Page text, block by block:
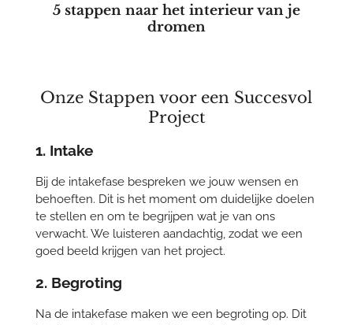
5 stappen naar het interieur van je
dromen
Onze Stappen voor een Succesvol
Project
1. Intake
Bij de intakefase bespreken we jouw wensen en
behoeften. Dit is het moment om duidelijke doelen
te stellen en om te begrijpen wat je van ons
verwacht. We luisteren aandachtig, zodat we een
goed beeld krijgen van het project.
2. Begroting
Na de intakefase maken we een begroting op. Dit